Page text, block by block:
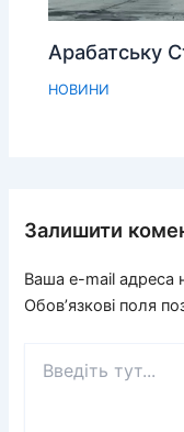
Арабатську
НОВИНИ
Залишити
Ваша e-mail адреса
Обов’язкові поля
тут...